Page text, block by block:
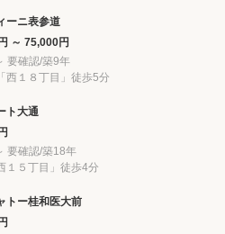
ーニ表参道
～ 75,000円
要確認/築9年
西１８丁目」徒歩5分
ト大通
要確認/築18年
１５丁目」徒歩4分
トー桂和医大前